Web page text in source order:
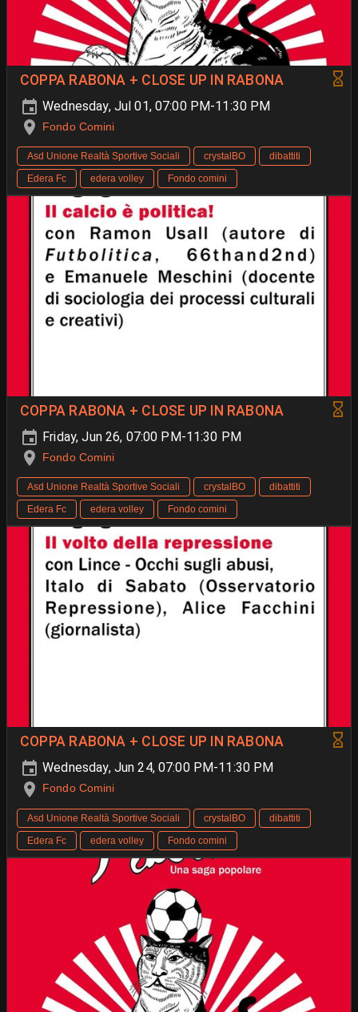
COPPA RABONA + CLOSE UP IN RABONA
Wednesday, Jul 01, 07:00 PM-11:30 PM
Fondo Comini
Asd Unione Realtà Sportive Sociali crystalBO
dibattiti
Edera Fc
edera volley Fondo comini
COPPA RABONA + CLOSE UP IN RABONA
Friday, Jun 26, 07:00 PM-11:30 PM
Fondo Comini
Asd Unione Realtà Sportive Sociali crystalBO
dibattiti
Edera Fc
edera volley Fondo comini
COPPA RABONA + CLOSE UP IN RABONA
Wednesday, Jun 24, 07:00 PM-11:30 PM
Fondo Comini
Asd Unione Realtà Sportive Sociali crystalBO
dibattiti
Edera Fc
edera volley Fondo comini